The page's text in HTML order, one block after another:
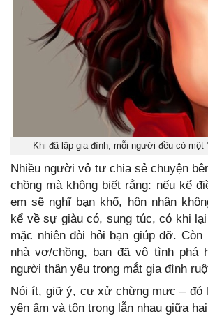
Khi đã lập gia đình, mỗi người đều có một
Nhiều người vô tư chia sẻ chuyện
chồng mà không biết rằng: nếu kể
em sẽ nghĩ bạn khổ, hôn nhân
kể về sự giàu có, sung túc, có khi
mặc nhiên đòi hỏi bạn giúp đỡ.
nhà vợ/chồng, bạn đã vô tình phá
người thân yêu trong mắt gia đình
Nói ít, giữ ý, cư xử chừng mực – đó
yên ấm và tôn trọng lẫn nhau giữa